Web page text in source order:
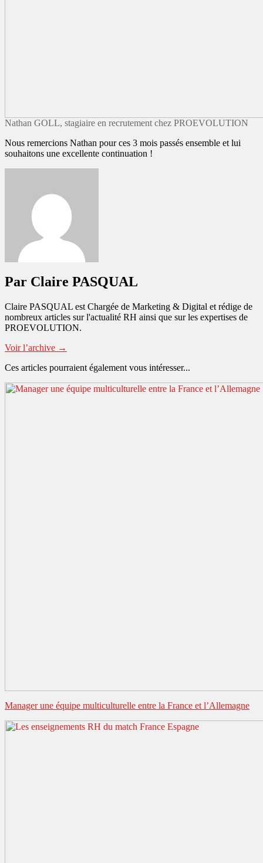
Nathan GOLL, stagiaire en recrutement chez PROEVOLUTION
Nous remercions Nathan pour ces 3 mois passés ensemble et lui
souhaitons une excellente continuation !
Par Claire PASQUAL
Claire PASQUAL est Chargée de Marketing & Digital et rédige de
nombreux articles sur l'actualité RH ainsi que sur les expertises de
PROEVOLUTION.
Voir l’archive →
Ces articles pourraient également vous intéresser...
Manager une équipe multiculturelle entre la France et l’Allemagne